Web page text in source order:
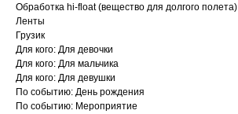
Обработка hi-float (вещество для долгого полета)
Ленты
Грузик
Для кого: Для девочки
Для кого: Для мальчика
Для кого: Для девушки
По событию: День рождения
По событию: Мероприятие